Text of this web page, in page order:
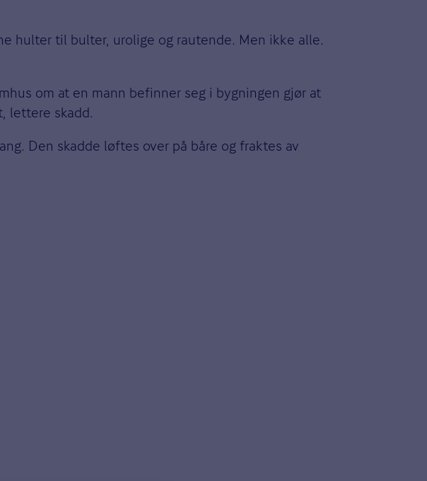
hulter til bulter, urolige og rautende. Men ikke alle.
om at en mann befinner seg i bygningen gjør at
lettere skadd.
Den skadde løftes over på båre og fraktes av